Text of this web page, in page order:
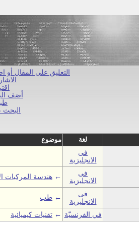
التعليق على المقال أو
أضف
موضوع
لغة
فى
الانجليزية
← هندسة المركبات
فى
الانجليزية
← طب
فى
الانجليزية
← تقنيات كيميائية في الفرنسيّة